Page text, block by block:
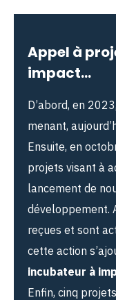
Appel à
impact…
D’abord, en
menant,
Ensuite, en
projets visant à
lancement de
développement.
reçues et sont
cette action
incubateur à
Enfin, cinq